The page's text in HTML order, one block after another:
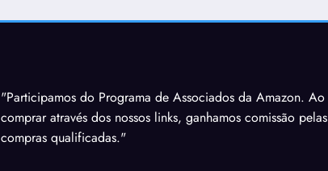
"Participamos do Programa de Associados da Amazon. Ao
comprar através dos nossos links, ganhamos comissão pelas
compras qualificadas."